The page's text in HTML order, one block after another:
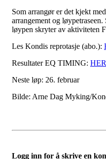
Som arrangør er det kjekt
arrangement og
løypen skryter av aktiviteten
Les Kondis reprotasje (abo.):
Resultater EQ TIMING: HER
Neste løp: 26. februar
Bilde: Arne Dag Myking/
Logg inn for å skrive en